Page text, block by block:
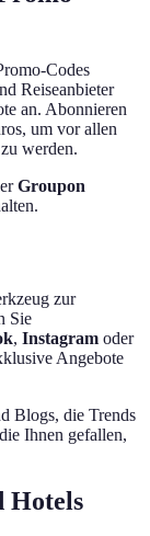
Codes
Reiseanbieter
an. Abonnieren
um vor allen
werden.
Groupon
zur
Sie
, Instagram oder
Angebote
Blogs, die Trends
Ihnen gefallen,
Hotels